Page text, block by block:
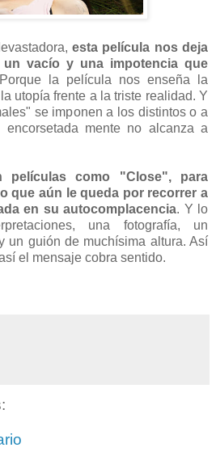
esta película nos deja
vacío y una impotencia que
la película nos enseña la
utopía frente a la triste realidad. Y
se imponen a los distintos o a
encorsetada mente no alcanza a
películas como "Close", para
que aún le queda por recorrer a
en su autocomplacencia. Y lo
una fotografía, un
un guión de muchísima altura. Así
el mensaje cobra sentido.